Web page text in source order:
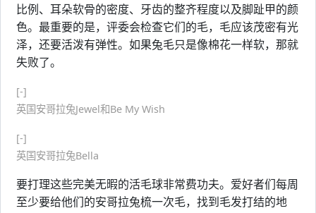
比例、耳朵软骨的密度、牙齿的整齐程度以及脚趾甲的颜
色。最重要的是，评委会检查它们的毛，毛应该茂密有光
泽，还要活泼有弹性。如果兔毛只是像棉花一样软，那就
失败了。
[-]
英国安哥拉兔Jewel和Be My Wish
[-]
英国安哥拉兔Bella
要打理这些完美无暇的活毛球非常费功夫。爱好者们每周
至少要给他们的安哥拉兔梳一次毛，找到毛发打结的地